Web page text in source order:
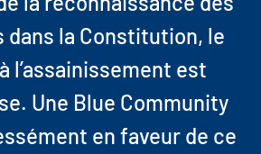
dans la Constitution, le
l’assainissement est
Une Blue Community
en faveur de ce